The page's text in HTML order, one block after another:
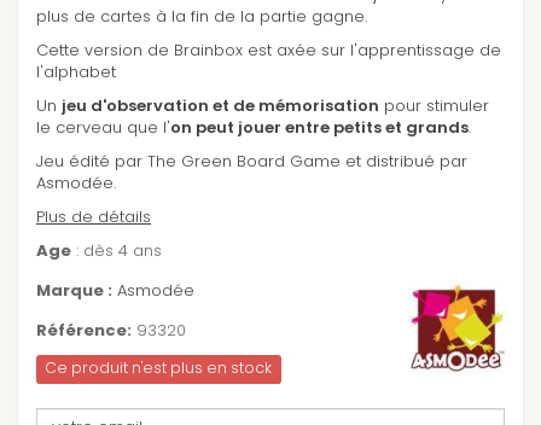
plus de cartes à la fin de la partie gagne.
Cette version de Brainbox est axée sur l'apprentissage de
l'alphabet
Un jeu d'observation et de mémorisation pour stimuler
le cerveau que l'on peut jouer entre petits et grands.
Jeu édité par The Green Board Game et distribué par
Asmodée.
Plus de détails
Age : dès 4 ans
Marque : Asmodée
Référence: 93320
Ce produit n'est plus en stock